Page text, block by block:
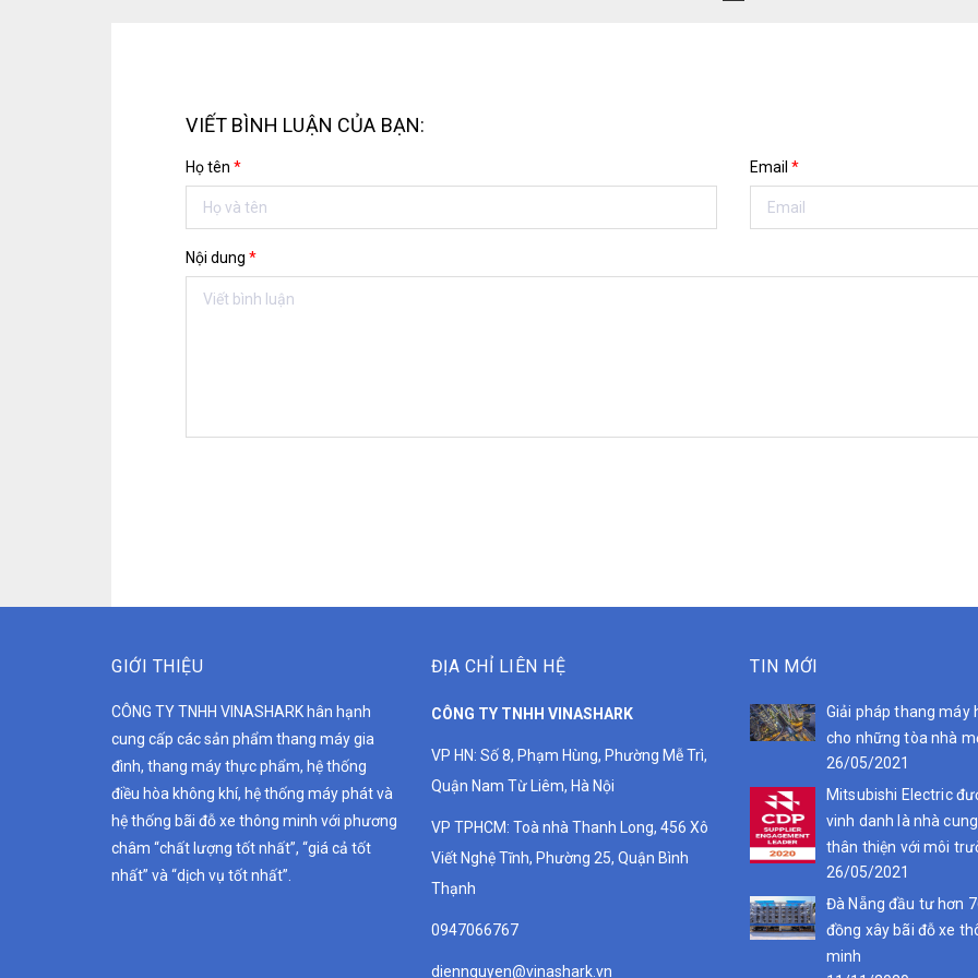
VIẾT BÌNH LUẬN CỦA BẠN:
Họ tên* Email *
Nội dung*
GIỚI THIỆU
CÔNG TY TNHH VINASHARK hân hạnh
cung cấp các sản phẩm thang máy gia
đình, thang máy thực phẩm, hệ thống
điều hòa không khí, hệ thống máy phát và
hệ thống bãi đỗ xe thông minh với phương
châm “chất lượng tốt nhất”, “giá cả tốt
nhất” và “dịch vụ tốt nhất”.
ĐỊA CHỈ LIÊN HỆ
CÔNG TY TNHH VINASHARK
VP HN: Số 8, Phạm Hùng, Phường Mễ Trì,
Quận Nam Từ Liêm, Hà Nội
VP TPHCM: Toà nhà Thanh Long, 456 Xô
Viết Nghệ Tĩnh, Phường 25, Quận Bình
Thạnh
0947066767
diennguyen@vinashark.vn
TIN MỚI
Giải pháp thang máy
cho những tòa nhà
26/05/2021
Mitsubishi Electric
vinh danh là nhà
thân thiện với môi
26/05/2021
Đà Nẵng đầu tư hơn
đồng xây bãi đỗ xe
minh